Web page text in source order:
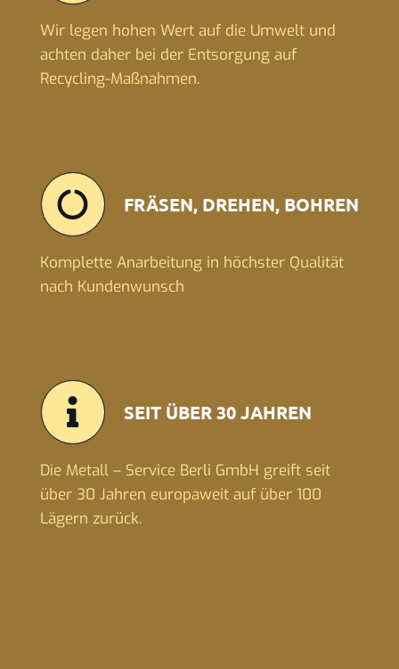
Wir legen hohen Wert auf die Umwelt und
achten daher bei der Entsorgung auf
Recycling-Maßnahmen.
FRÄSEN, DREHEN, BOHREN
Komplette Anarbeitung in höchster Qualität
nach Kundenwunsch
SEIT ÜBER 30 JAHREN
Die Metall – Service Berli GmbH greift seit
über 30 Jahren europaweit auf über 100
Lägern zurück.